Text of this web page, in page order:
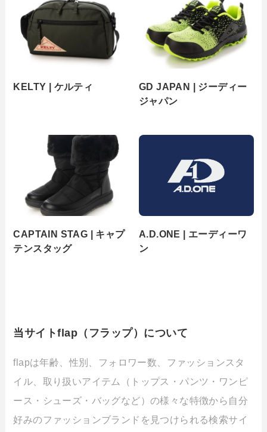
KELTY | ケルティ
GD JAPAN | ジーディー
ジャパン
CAPTAIN STAG | キャプ
テンスタッグ
A.D.ONE | エーディーワ
ン
当サイトflap（フラップ）について
flapは年齢、性別、フォロワー数、ファッションスタ
イル、取り扱いアイテム（トップス・パンツ・ワンピ
ース・シューズ・バッグなど）の様々な特徴から自分
好みのファッションブランドを見つけられる検索サイ